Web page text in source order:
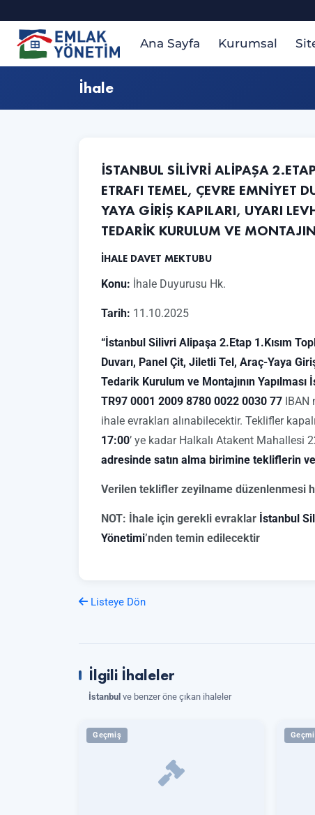
Ana Sayfa Kurumsal
İhale
İSTANBUL SİLİVRİ ALİPAŞA
ETRAFI TEMEL, ÇEVRE EMNİYET
YAYA GİRİŞ KAPILARI, UYARI
TEDARİK KURULUM VE
İHALE DAVET MEKTUBU
Konu: İhale Duyurusu Hk.
Tarih: 11.10.2025
“İstanbul Silivri Alipaşa 2.Etap 1.Kısım
Duvarı, Panel Çit, Jiletli Tel, Araç-Yaya
Tedarik Kurulum ve Montajının Yapılması
TR97 0001 2009 8780 0022 0030 77 IBAN
ihale evrakları alınabilecektir. Teklifler
17:00’ ye kadar Halkalı Atakent Mahallesi
adresinde satın alma birimine tekliflerin
Verilen teklifler zeyilname düzenlenmesi
NOT: İhale için gerekli evraklar İstanbul
Yönetimi’nden temin edilecektir
Listeye Dön
İlgili İhaleler
İstanbul ve benzer öne çıkan ihaleler
Geçmiş